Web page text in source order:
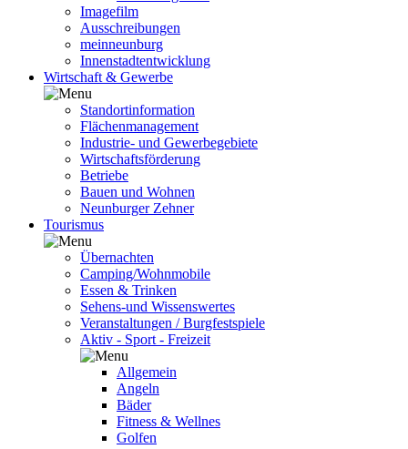
Imagefilm
Ausschreibungen
meinneunburg
Innenstadtentwicklung
Wirtschaft & Gewerbe
Standortinformation
Flächenmanagement
Industrie- und Gewerbegebiete
Wirtschaftsförderung
Betriebe
Bauen und Wohnen
Neunburger Zehner
Tourismus
Übernachten
Camping/Wohnmobile
Essen & Trinken
Sehens-und Wissenswertes
Veranstaltungen / Burgfestspiele
Aktiv - Sport - Freizeit
Allgemein
Angeln
Bäder
Fitness & Wellnes
Golfen